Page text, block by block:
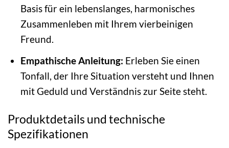
Basis für ein lebenslanges, harmonisches
Zusammenleben mit Ihrem vierbeinigen
Freund.
Empathische Anleitung: Erleben Sie einen
Tonfall, der Ihre Situation versteht und Ihnen
mit Geduld und Verständnis zur Seite steht.
Produktdetails und technische
Spezifikationen